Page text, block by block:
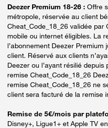
Deezer Premium 18-26 : Offre
métropole, réservée au client
Cheat_Code_18_26 validée
mobile ou internet éligibles. La
l’abonnement Deezer Premium
client. Réservé aux clients
Deezer ou l’ayant résilié
remise Cheat_Code_18_26
remise Cheat_Code_18_26 ne
client sera facturé de la remise
Remise de 5€/mois par
Disney+, Ligue1+ et Apple TV